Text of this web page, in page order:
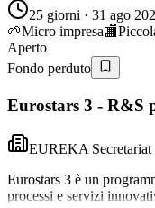
25 giorni · 31 ago
🌱Micro impresa🏬
Aperto
Fondo perduto
Eurostars 3 - R&S
EUREKA
Eurostars 3 è un
processi e servizi